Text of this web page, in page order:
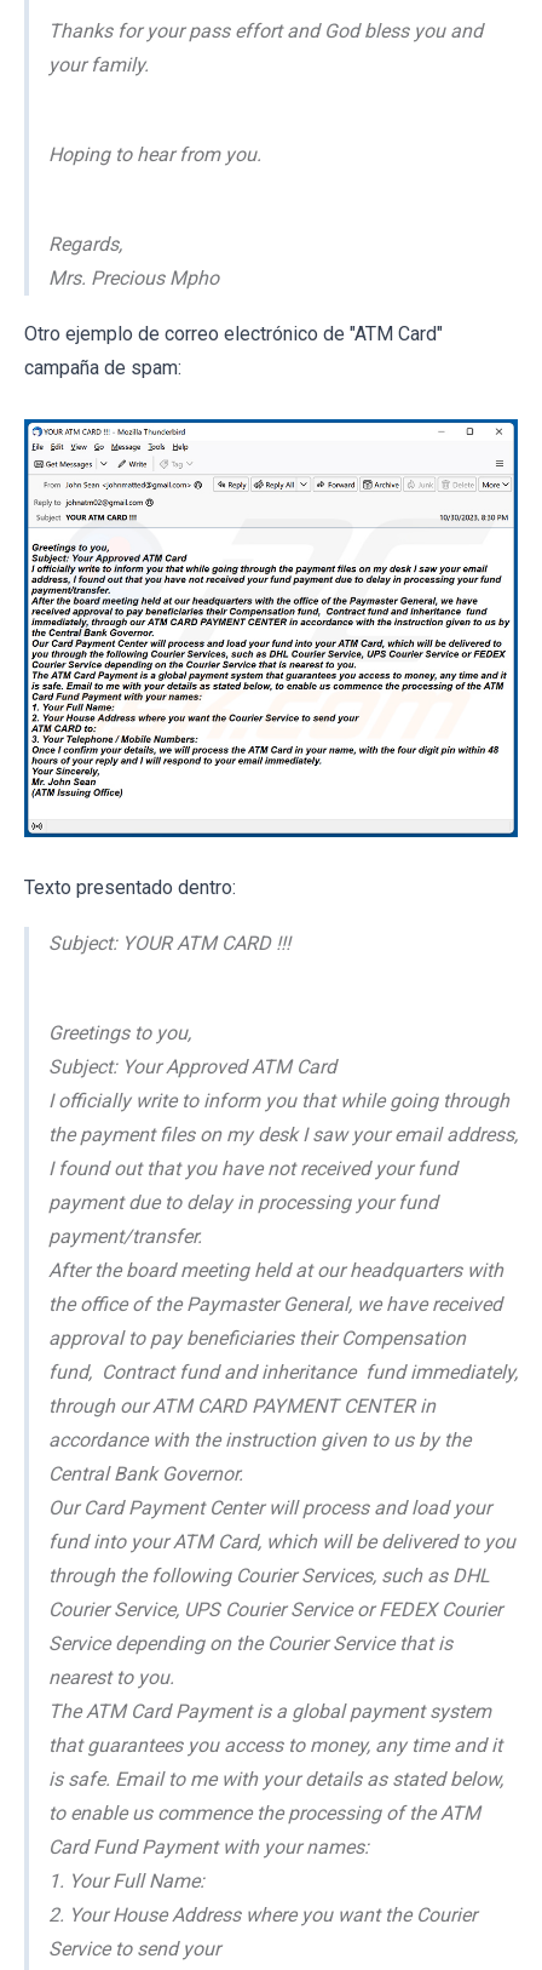
Thanks for your pass effort and God bless you and
your family.
Hoping to hear from you.
Regards,
Mrs. Precious Mpho
Otro ejemplo de correo electrónico de "ATM Card"
campaña de spam:
Texto presentado dentro:
Subject: YOUR ATM CARD !!!
Greetings to you,
Subject: Your Approved ATM Card
I officially write to inform you that while going through
the payment files on my desk I saw your email address,
I found out that you have not received your fund
payment due to delay in processing your fund
payment/transfer.
After the board meeting held at our headquarters with
the office of the Paymaster General, we have received
approval to pay beneficiaries their Compensation
fund, Contract fund and inheritance fund immediately,
through our ATM CARD PAYMENT CENTER in
accordance with the instruction given to us by the
Central Bank Governor.
Our Card Payment Center will process and load your
fund into your ATM Card, which will be delivered to you
through the following Courier Services, such as DHL
Courier Service, UPS Courier Service or FEDEX Courier
Service depending on the Courier Service that is
nearest to you.
The ATM Card Payment is a global payment system
that guarantees you access to money, any time and it
is safe. Email to me with your details as stated below,
to enable us commence the processing of the ATM
Card Fund Payment with your names:
1. Your Full Name:
2. Your House Address where you want the Courier
Service to send your